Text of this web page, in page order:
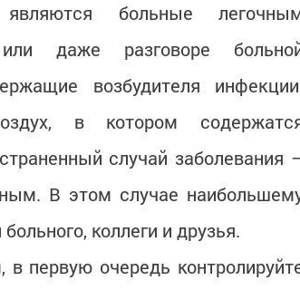
больные
даже разговоре
возбудителя
в котором
случай заболевания
В этом случае
коллеги и друзья.
первую очередь